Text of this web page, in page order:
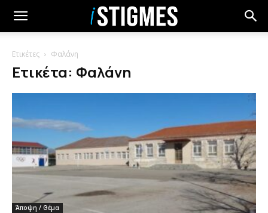
Ετικέτες Φαλάνη
Ετικέτα: Φαλάνη
Άποψη / Θέμα